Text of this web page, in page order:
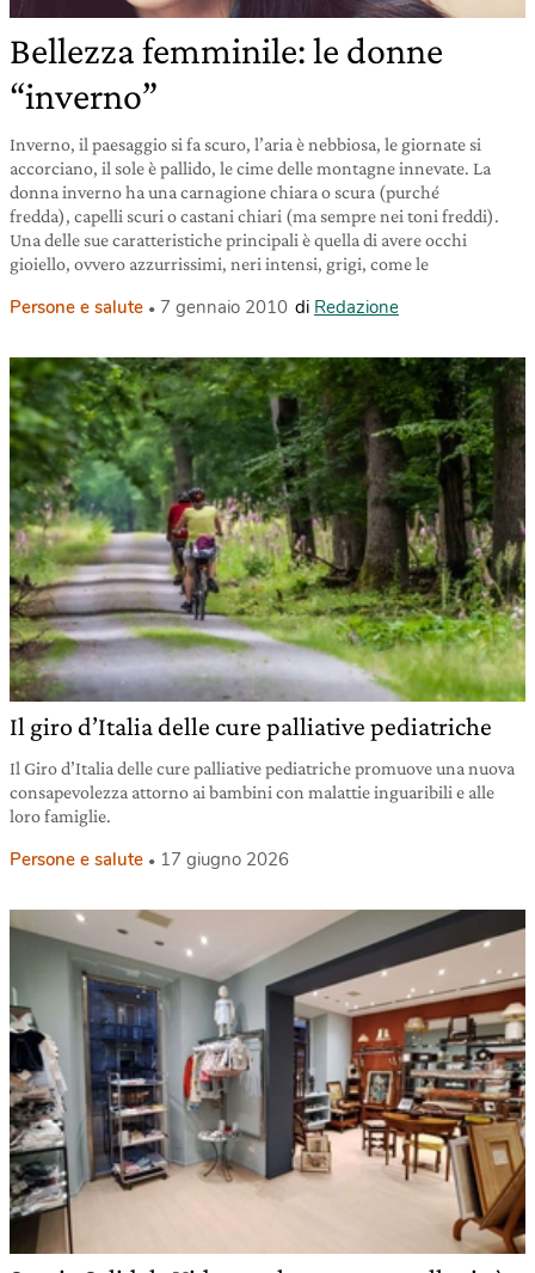
Bellezza femminile: le donne
“inverno”
Inverno, il paesaggio si fa scuro, l’aria è nebbiosa, le giornate si
accorciano, il sole è pallido, le cime delle montagne innevate. La
donna inverno ha una carnagione chiara o scura (purché
fredda), capelli scuri o castani chiari (ma sempre nei toni freddi).
Una delle sue caratteristiche principali è quella di avere occhi
gioiello, ovvero azzurrissimi, neri intensi, grigi, come le
Persone e salute 7 gennaio 2010 di Redazione
Il giro d’Italia delle cure palliative pediatriche
Il Giro d’Italia delle cure palliative pediatriche promuove una nuova
consapevolezza attorno ai bambini con malattie inguaribili e alle
loro famiglie.
Persone e salute 17 giugno 2026